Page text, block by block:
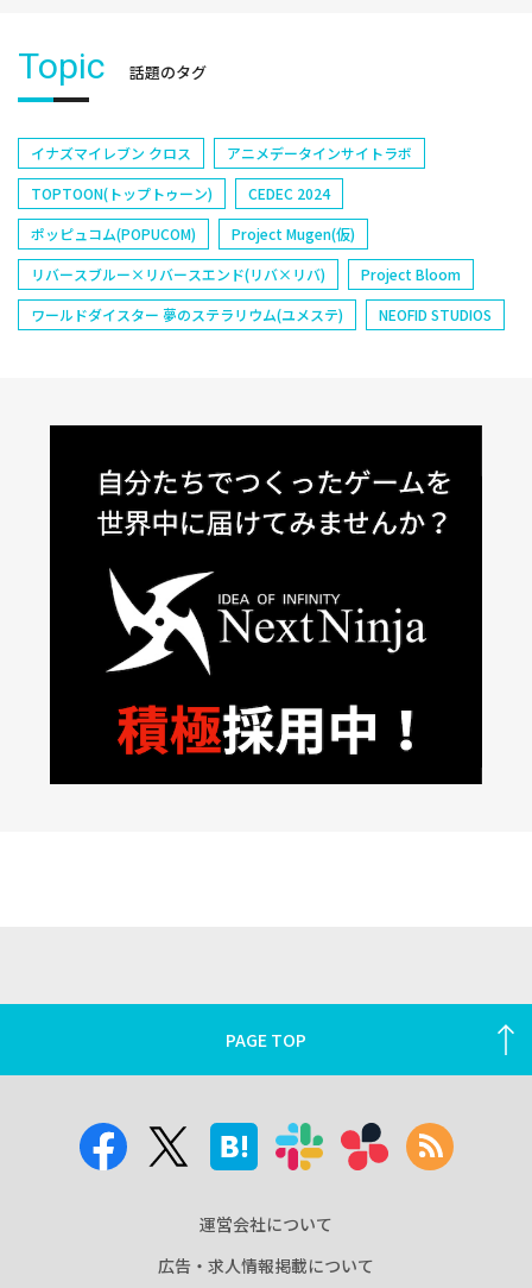
Topic 話題のタグ
イナズマイレブン クロス
アニメデータインサイトラボ
TOPTOON(トップトゥーン)
CEDEC 2024
ポッピュコム(POPUCOM)
Project Mugen(仮)
リバースブルー×リバースエンド(リバ×リバ)
Project Bloom
ワールドダイスター 夢のステラリウム(ユメステ)
NEOFID STUDIOS
PAGE TOP
運営会社について
広告・求人情報掲載について